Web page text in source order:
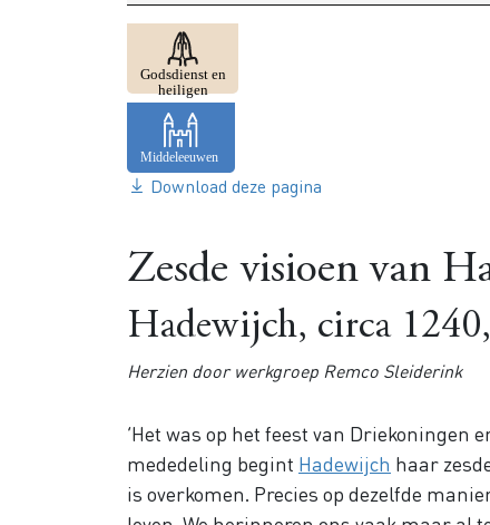
Image
Godsdienst en
heiligen
Download deze pagina
Zesde visioen van
Hadewijch, circa
Herzien door werkgroep Remco Sleiderink
‘Het was op het feest van Driekoningen
mededeling begint Hadewijch haar
is overkomen. Precies op dezelfde